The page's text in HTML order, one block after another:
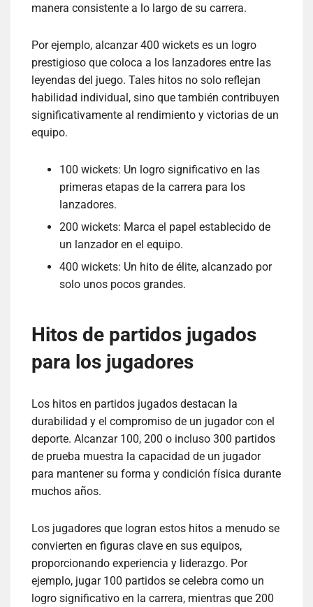
manera consistente a lo largo de su carrera.
Por ejemplo, alcanzar 400 wickets es un logro
prestigioso que coloca a los lanzadores entre las
leyendas del juego. Tales hitos no solo reflejan
habilidad individual, sino que también contribuyen
significativamente al rendimiento y victorias de un
equipo.
100 wickets: Un logro significativo en las
primeras etapas de la carrera para los
lanzadores.
200 wickets: Marca el papel establecido de
un lanzador en el equipo.
400 wickets: Un hito de élite, alcanzado por
solo unos pocos grandes.
Hitos de partidos jugados
para los jugadores
Los hitos en partidos jugados destacan la
durabilidad y el compromiso de un jugador con el
deporte. Alcanzar 100, 200 o incluso 300 partidos
de prueba muestra la capacidad de un jugador
para mantener su forma y condición física durante
muchos años.
Los jugadores que logran estos hitos a menudo se
convierten en figuras clave en sus equipos,
proporcionando experiencia y liderazgo. Por
ejemplo, jugar 100 partidos se celebra como un
logro significativo en la carrera, mientras que 200